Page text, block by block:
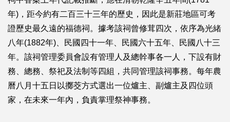
年)，距今約有二百三十三年的歷史，因此是新莊地區可考
證歷史最久遠的福德祠。據考該祠曾修茸四次，依序為光緒
八年(1882年)、民國四十一年、民國六十五年、民國八十三
年。該祠管理委員會設有管理人及總幹事各一人，下設有財
務、總務、祭祀及法制等四組，共同管理該祠事務。每年農
曆八月十五日以擲茭方式選出一位爐主、副爐主及四位頭
家，在未來一年內，負責掌理祭神事務。